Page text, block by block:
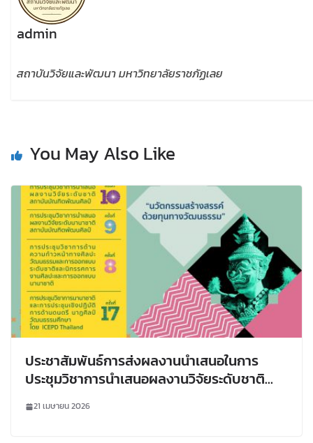
admin
สถาบันวิจัยและพัฒนา มหาวิทยาลัยราชภัฏเลย
You May Also Like
ประชาสัมพันธ์การส่งผลงานนำเสนอในการ
ประชุมวิชาการนำเสนอผลงานวิจัยระดับชาติ
ประชุมวิชาการนำเสนอผลงานวิจัยระดับ
21 เมษายน 2026